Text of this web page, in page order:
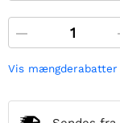
Vis mængderabatter